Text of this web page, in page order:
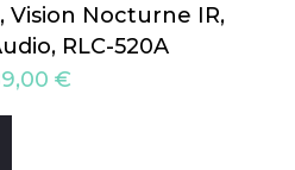
Vision Nocturne IR,
RLC-520A
€